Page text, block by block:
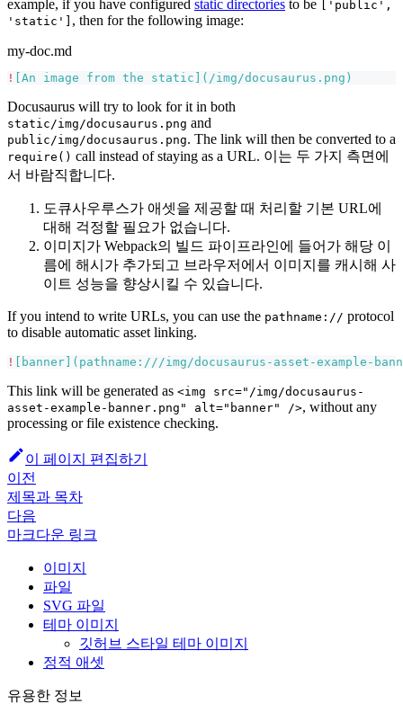
example, if you have configured static directories to be
['public',
'static'] , then for the following image:
my-doc.md
! An image from the static ]( /img/docusaurus.png )
Docusaurus will try to look for it in both
static/img/docusaurus.png and
public/img/docusaurus.png. The link will then be converted to a
require() call instead of staying as a URL. 이는 두 가지 측면에
서 바람직합니다.
도큐사우루스가 애셋을 제공할 때 처리할 기본 URL에
대해 걱정할 필요가 없습니다.
이미지가 Webpack의 빌드 파이프라인에 들어가 해당 이
름에 해시가 추가되고 브라우저에서 이미지를 캐시해 사
이트 성능을 향상시킬 수 있습니다.
If you intend to write URLs, you can use the pathname:// protocol
to disable automatic asset linking.
! banner ]( pathname:///img/docusaurus-asset-example-
This link will be generated as <img src="/img/docusaurus-
asset-example-banner.png" alt="banner" />, without any
processing or file existence checking.
이 페이지 편집하기
이전
제목과 목차
다음
마크다운 링크
이미지
파일
SVG 파일
테마 이미지
깃허브 스타일 테마 이미지
정적 애셋
유용한 정보